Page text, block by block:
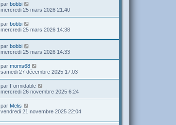
par bobbi
mercredi 25 mars 2026 21:40
par bobbi
mercredi 25 mars 2026 14:38
par bobbi
mercredi 25 mars 2026 14:33
par moms68
samedi 27 décembre 2025 17:03
par Formidable
mercredi 26 novembre 2025 6:24
par Melis
vendredi 21 novembre 2025 22:04